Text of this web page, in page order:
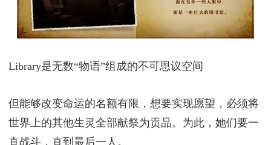
Library是无数“物语”组成的不可思议空间
但能够改变命运的名额有限，想要实现愿望，必须将
世界上的其他生灵全部献祭为贡品。为此，她们要一
直战斗，直到最后一人。